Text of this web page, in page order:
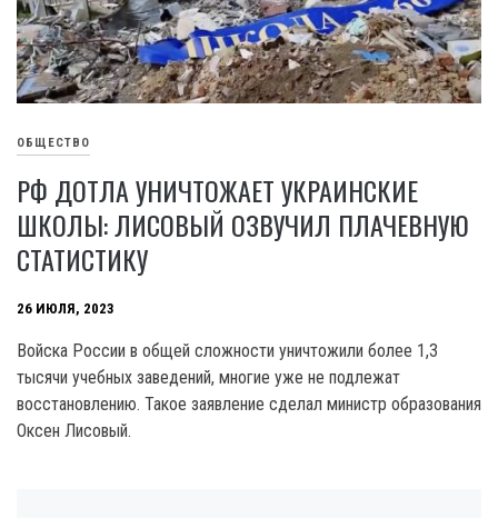
ОБЩЕСТВО
РФ ДОТЛА УНИЧТОЖАЕТ УКРАИНСКИЕ
ШКОЛЫ: ЛИСОВЫЙ ОЗВУЧИЛ ПЛАЧЕВНУЮ
СТАТИСТИКУ
26 ИЮЛЯ, 2023
Войска России в общей сложности уничтожили более 1,3
тысячи учебных заведений, многие уже не подлежат
восстановлению. Такое заявление сделал министр образования
Оксен Лисовый.